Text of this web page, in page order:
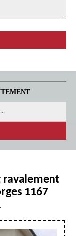
ravalement
1167